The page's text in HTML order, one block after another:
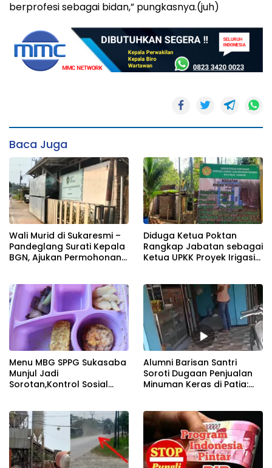
berprofesi sebagai bidan,” pungkasnya.(juh)
Baca Juga
Wali Murid di Sukaresmi –
Pandeglang Surati Kepala
BGN, Ajukan Permohonan
Diduga Ketua Poktan
Rangkap Jabatan sebagai
Ketua UPKK Proyek Irigasi
Rp155,7 Juta Disorot Publik
Menu MBG SPPG Sukasaba
Munjul Jadi
Sorotan,Kontrol Sosial
Alumni Barisan Santri
Soroti Dugaan Penjualan
Minuman Keras di Patia:
Bersama